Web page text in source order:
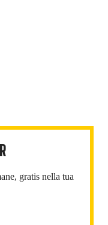
gratis nella tua